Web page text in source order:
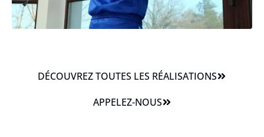
DÉCOUVREZ TOUTES LES RÉALISATIONS
APPELEZ-NOUS